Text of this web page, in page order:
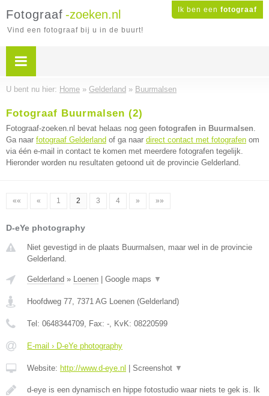
Ik ben een fotograaf
Fotograaf -zoeken.nl
Vind een fotograaf bij u in de buurt!
U bent nu hier: Home » Gelderland » Buurmalsen
Fotograaf Buurmalsen (2)
Fotograaf-zoeken.nl bevat helaas nog geen fotografen in Buurmalsen.
Ga naar fotograaf Gelderland of ga naar direct contact met fotografen om
via één e-mail in contact te komen met meerdere fotografen tegelijk.
Hieronder worden nu resultaten getoond uit de provincie Gelderland.
«« « 1 2 3 4 » »»
D-eYe photography
Niet gevestigd in de plaats Buurmalsen, maar wel in de provincie
Gelderland.
Gelderland » Loenen Google maps ▼
Hoofdweg 77, 7371 AG Loenen (Gelderland)
Tel: 0648344709, Fax: -, KvK: 08220599
E-mail › D-eYe photography
Website: http://www.d-eye.nl Screenshot ▼
d-eye is een dynamisch en hippe fotostudio waar niets te gek is. Ik